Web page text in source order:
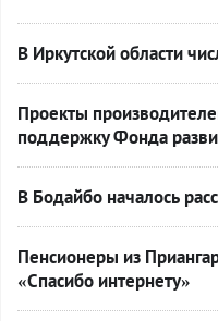
В Иркутской области
Проекты
поддержку Фонда
В Бодайбо началось
Пенсионеры из
«Спасибо интернету»